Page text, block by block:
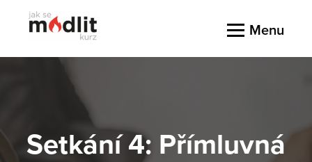
Menu
Setkání 4: Přímluvná